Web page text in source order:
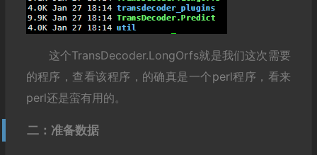
这个TransDecoder.LongOrfs就是我们这次需要
的程序，查看该程序，的确真是一个perl程序，看来
perl还是蛮有用的。
二：准备数据